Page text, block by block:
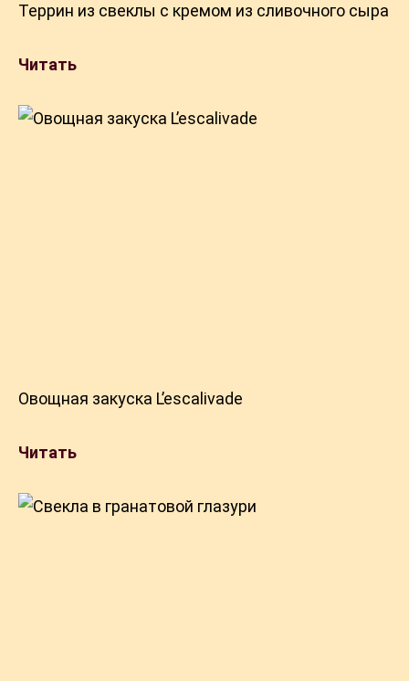
Террин из свеклы с кремом из сливочного сыра
Читать
Овощная закуска L’escalivade
Читать